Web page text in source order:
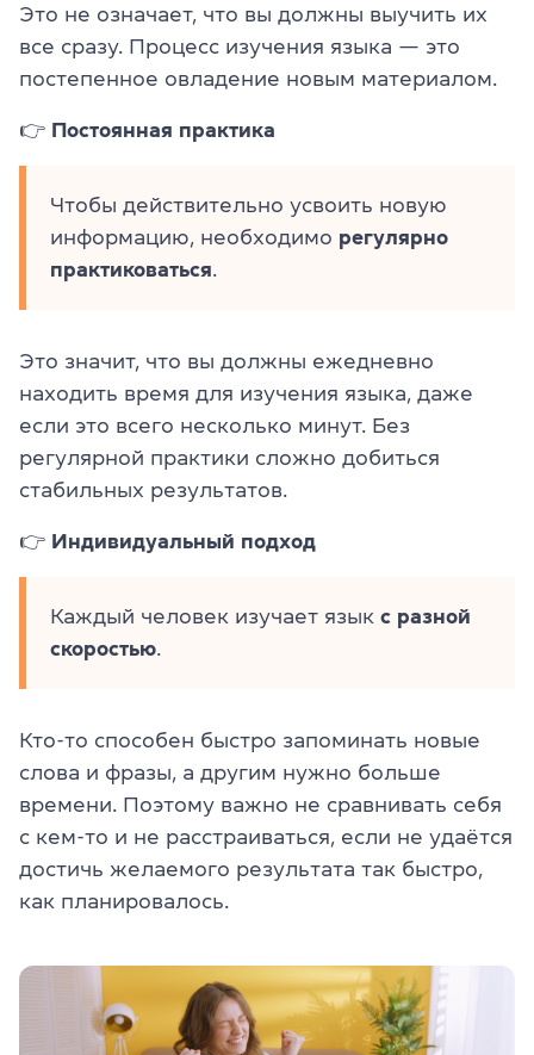
Это не означает, что вы должны выучить их
все сразу. Процесс изучения языка — это
постепенное овладение новым материалом.
👉 Постоянная практика
Чтобы действительно усвоить новую
информацию, необходимо регулярно
практиковаться.
Это значит, что вы должны ежедневно
находить время для изучения языка, даже
если это всего несколько минут. Без
регулярной практики сложно добиться
стабильных результатов.
👉 Индивидуальный подход
Каждый человек изучает язык с разной
скоростью.
Кто-то способен быстро запоминать новые
слова и фразы, а другим нужно больше
времени. Поэтому важно не сравнивать себя
с кем-то и не расстраиваться, если не удаётся
достичь желаемого результата так быстро,
как планировалось.